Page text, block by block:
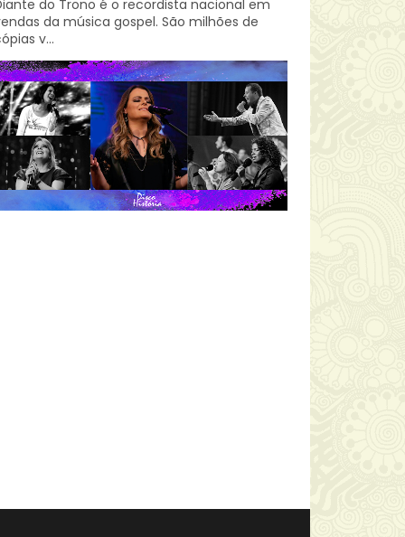
do Trono é o recordista nacional em
da música gospel. São milhões de
v...